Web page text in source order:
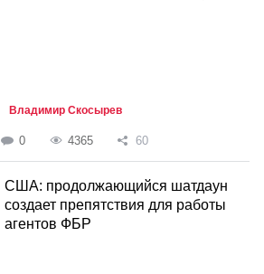
Владимир Скосырев
0 4365 60
США: продолжающийся шатдаун
создает препятствия для работы
агентов ФБР